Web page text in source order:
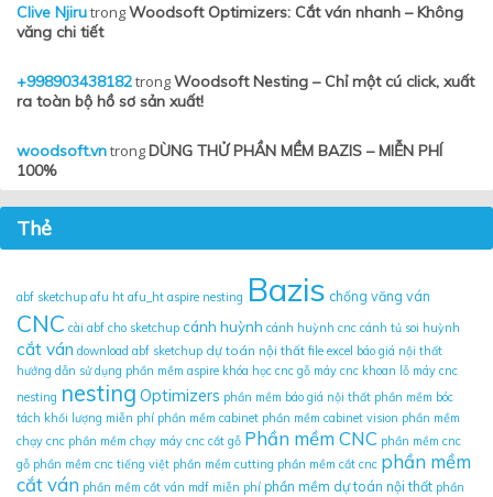
Clive NjirutrongWoodsoft Optimizers: Cắt ván nhanh – Không
văng chi tiết
+998903438182trongWoodsoft Nesting – Chỉ một cú click, xuất
ra toàn bộ hồ sơ sản xuất!
woodsoft.vntrongDÙNG THỬ PHẦN MỀM BAZIS – MIỄN PHÍ
100%
Thẻ
abf sketchup afu ht afu_ht aspire nesting Bazis chống văng ván
CNC cài abf cho sketchup cánh huỳnh cánh huỳnh cnc cánh tủ soi huỳnh
cắt ván download abf sketchup dự toán nội thất file excel báo giá nội thất
hướng dẫn sử dụng phần mềm aspire khóa học cnc gỗ máy cnc khoan lỗ máy cnc
nesting nesting Optimizers phần mềm báo giá nội thất phần mềm bóc
tách khối lượng miễn phí phần mềm cabinet phần mềm cabinet vision phần mềm
chạy cnc phần mềm chạy máy cnc cắt gỗ Phần mềm CNC phần mềm cnc
gỗ phần mềm cnc tiếng việt phần mềm cutting phần mềm cắt cnc phần mềm
cắt ván phần mềm cắt ván mdf miễn phí phần mềm dự toán nội thất phần